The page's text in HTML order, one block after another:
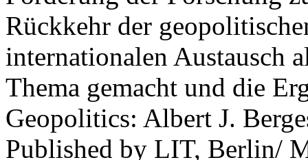
Rückkehr der
internationalen Austausch
Thema gemacht und die
Geopolitics: Albert J.
Published by LIT, Berlin/